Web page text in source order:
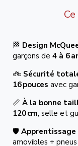
🏁 Design
garçons de 4 à 6
🚲 Sécurité
16 pouces avec
📏 À la bonne
120 cm, selle et
🛡️ Apprentissage
amovibles +